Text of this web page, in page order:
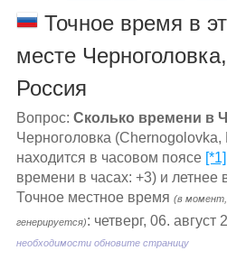
Точное время в
месте Черноголовка,
Россия
Вопрос: Сколько времени в
Черноголовка (Chernogolovka,
находится в часовом поясе [*1]
времени в часах: +3) и
Точное местное время (в момент,
генерируется): четверг, 06. август
необходимости обновите страницу